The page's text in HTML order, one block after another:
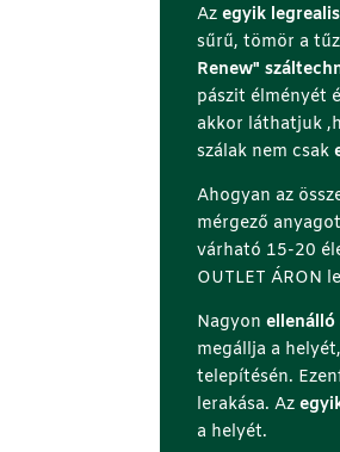
Azegyik
sűrű, tömör a
Renew"
pászit élményét
akkor láthatjuk
szálak nem csak
Ahogyan az
mérgező
várható 15-20
OUTLET ÁRON
Nagyonellenálló
megállja a
telepítésén.
lerakása. Az
a helyét.